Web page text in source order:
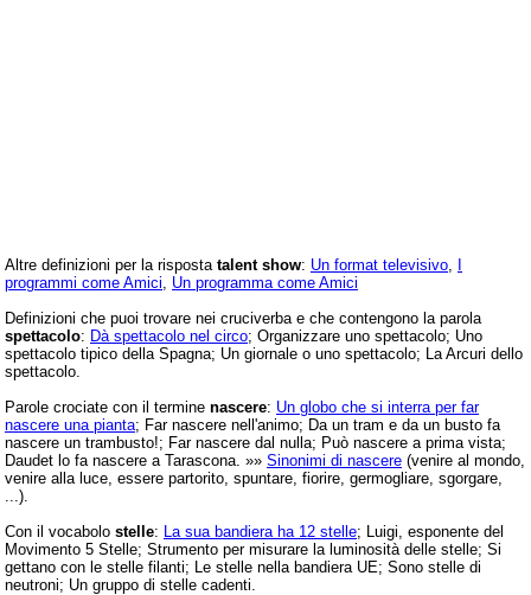
Altre definizioni per la risposta talent show: Un format televisivo I
programmi come Amici
Un programma come Amici
Definizioni che puoi trovare nei cruciverba e che contengono la parola
spettacolo: Dà spettacolo nel circo; Organizzare uno spettacolo; Uno
spettacolo tipico della Spagna; Un giornale o uno spettacolo; La Arcuri dello
spettacolo.
Parole crociate con il termine nascere: Un globo che si interra per far
nascere una pianta; Far nascere nell'animo; Da un tram e da un busto fa
nascere un trambusto!; Far nascere dal nulla; Può nascere a prima vista;
Daudet lo fa nascere a Tarascona. »» Sinonimi di nascere (venire al mondo,
venire alla luce, essere partorito, spuntare, fiorire, germogliare, sgorgare,
...).
Con il vocabolo stelle: La sua bandiera ha 12 stelle; Luigi, esponente del
Movimento 5 Stelle; Strumento per misurare la luminosità delle stelle; Si
gettano con le stelle filanti; Le stelle nella bandiera UE; Sono stelle di
neutroni; Un gruppo di stelle cadenti.